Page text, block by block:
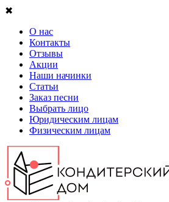
✖
О нас
Контакты
Отзывы
Акции
Наши начинки
Статьи
Заказ песни
Выбрать лицо
Юридическим лицам
Физическим лицам